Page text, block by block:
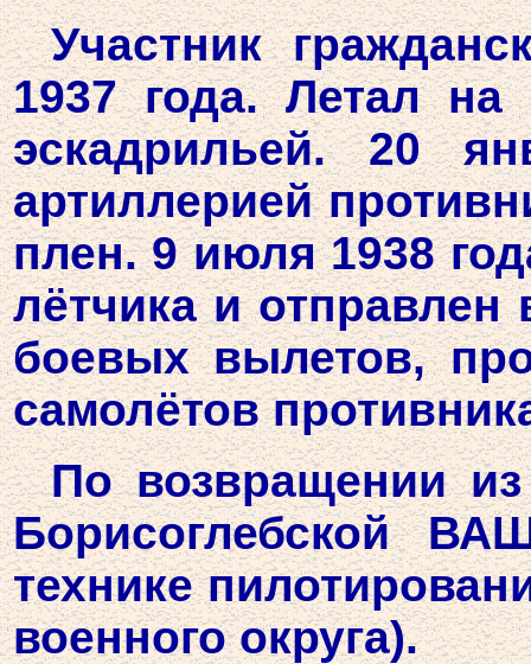
Участник
1937 года. Летал
эскадрильей. 20
артиллерией
плен. 9 июля 1938
лётчика и
боевых вылетов,
самолётов
По возвращении
Борисоглебской
технике
военного округа).